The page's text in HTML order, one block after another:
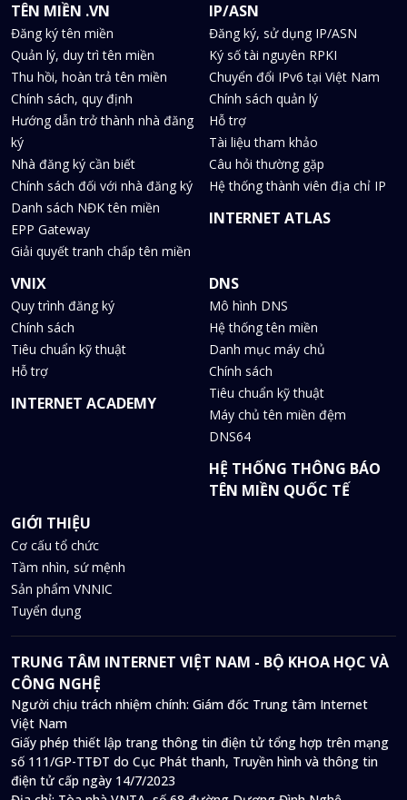
TÊN MIỀN .VN
Đăng ký tên miền
Quản lý, duy trì tên miền
Thu hồi, hoàn trả tên miền
Chính sách, quy định
Hướng dẫn trở thành nhà đăng
ký
Nhà đăng ký cần biết
Chính sách đối với nhà đăng ký
Danh sách NĐK tên miền
EPP Gateway
Giải quyết tranh chấp tên miền
IP/ASN
Đăng ký, sử dụng IP/ASN
Ký số tài nguyên RPKI
Chuyển đổi IPv6 tại Việt Nam
Chính sách quản lý
Hỗ trợ
Tài liệu tham khảo
Câu hỏi thường gặp
Hệ thống thành viên địa chỉ IP
INTERNET ATLAS
VNIX
Quy trình đăng ký
Chính sách
Tiêu chuẩn kỹ thuật
Hỗ trợ
INTERNET ACADEMY
DNS
Mô hình DNS
Hệ thống tên miền
Danh mục máy chủ
Chính sách
Tiêu chuẩn kỹ thuật
Máy chủ tên miền đệm
DNS64
HỆ THỐNG THÔNG BÁO
TÊN MIỀN QUỐC TẾ
GIỚI THIỆU
Cơ cấu tổ chức
Tầm nhìn, sứ mệnh
Sản phẩm VNNIC
Tuyển dụng
TRUNG TÂM INTERNET VIỆT NAM - BỘ KHOA HỌC VÀ
CÔNG NGHỆ
Người chịu trách nhiệm chính: Giám đốc Trung tâm Internet
Việt Nam
Giấy phép thiết lập trang thông tin điện tử tổng hợp trên mạng
số 111/GP-TTĐT do Cục Phát thanh, Truyền hình và thông tin
điện tử cấp ngày 14/7/2023